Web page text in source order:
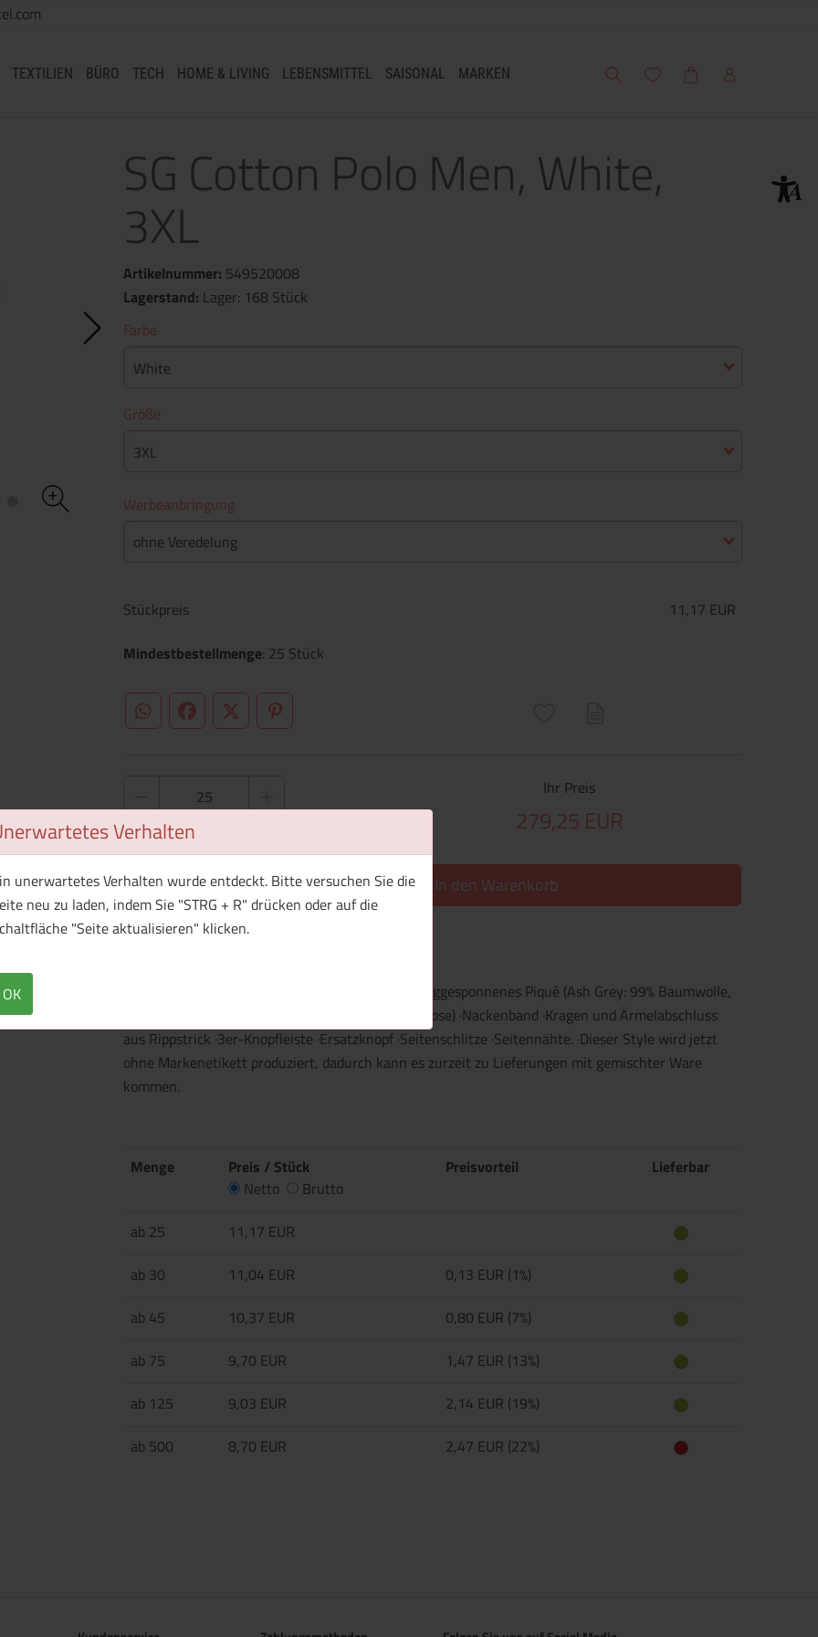
Verhalten
unerwartetes Verhalten wurde entdeckt. Bitte versuchen Sie die
neu zu laden, indem Sie "STRG + R" drücken oder auf die
"Seite aktualisieren" klicken.
OK
TEXTILIEN BÜRO TECH HOME & LIVING LEBENSMITTEL SAISONAL MARKEN Suche Meine Wunschliste
WarenkorbMein Account
SG Cotton Polo Men, White,
3XL
Artikelnummer: 549520008
Lagerstand: Lager: 168 Stück
Farbe
White
Größe
3XL
Werbeanbringung
ohne Veredelung
Stückpreis
11,17 EUR
Mindestbestellmenge: 25 Stück
WhatsApp (#[creator\plugin\share\core\structs\SocialSharingServiceSettings]:only_chrome#)
FacebookTwitter (#[creator\plugin\share\core\structs\SocialSharingServiceSettings]:formaly_twitter#)
Pinterest
Ihr Preis
279,25 EUR
1 Muster bestellen In den Warenkorb
·180 g/m² (White: 175 g/m²) ·100% Baumwolle, ringgesponnenes Piqué (Ash Grey: 99% Baumwolle,
1% Viskose; Light Oxford: 93% Baumwolle, 7% Viskose) ·Nackenband ·Kragen und Ärmelabschluss
aus Rippstrick ·3er-Knopfleiste ·Ersatzknopf ·Seitenschlitze ·Seitennähte. ·Dieser Style wird jetzt
ohne Markenetikett produziert, dadurch kann es zurzeit zu Lieferungen mit gemischter Ware
kommen.
Menge
Preis / Stück
Netto
Brutto
Preisvorteil Lieferbar
ab 25
11,17 EUR
ab 30
11,04 EUR
0,13 EUR (1%)
ab 45
10,37 EUR
0,80 EUR (7%)
ab 75
9,70 EUR
1,47 EUR (13%)
ab 125
9,03 EUR
2,14 EUR (19%)
ab 500
8,70 EUR 2,47 EUR (22%)